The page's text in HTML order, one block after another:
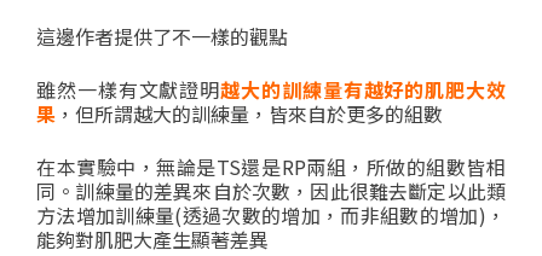
這邊作者提供了不一樣的觀點
雖然一樣有文獻證明越大的訓練量有越好的肌肥大效
果 ，但所謂越大的訓練量，皆來自於更多的組數
在本實驗中，無論是TS還是RP兩組，所做的組數皆相
同。訓練量的差異來自於次數，因此很難去斷定以此類
方法增加訓練量(透過次數的增加，而非組數的增加)，
能夠對肌肥大產生顯著差異